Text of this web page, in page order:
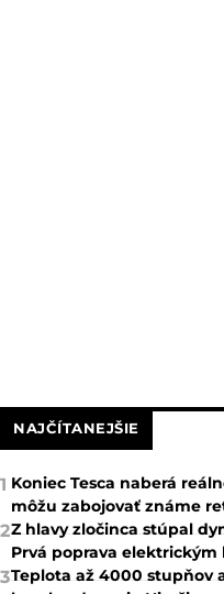
NAJČÍTANEJŠIE
1 Koniec Tesca naberá
môžu zabojovať známe
2Z hlavy zločinca stúpal
Prvá poprava
3Teplota až 4000 stupňov